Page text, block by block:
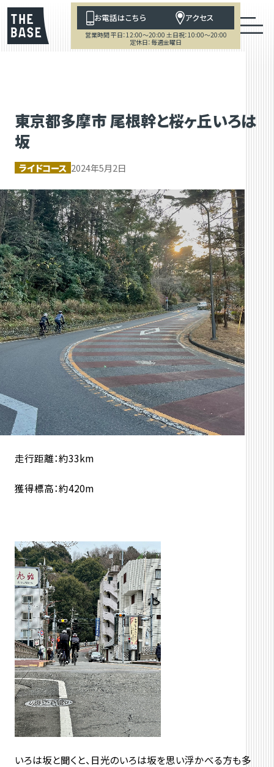
お電話はこちら アクセス
営業時間 平日：12:00～20:00 土日祝：10:00～20:00
定休日：毎週金曜日
東京都多摩市 尾根幹と桜ヶ丘いろは
坂
ライドコース 2024年5月2日
走行距離：約33km
獲得標高：約420m
いろは坂と聞くと、日光のいろは坂を思い浮かべる方も多